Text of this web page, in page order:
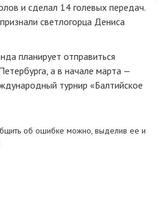
и сделал 14 голевых передач.
светлогорца Дениса
планирует отправиться
, а в начале марта —
турнир «Балтийское
об ошибке можно, выделив ее и